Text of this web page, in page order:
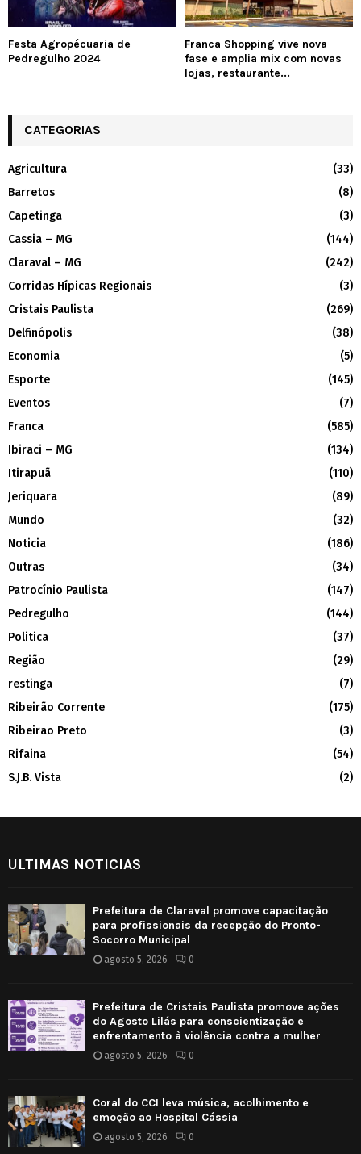
Festa Agropécuaria de
Pedregulho 2024
Franca Shopping vive nova
fase e amplia mix com novas
lojas, restaurante...
CATEGORIAS
Agricultura
(33)
Barretos
(8)
Capetinga
(3)
Cassia – MG
(144)
Claraval – MG
(242)
Corridas Hípicas Regionais
(3)
Cristais Paulista
(269)
Delfinópolis
(38)
Economia
(5)
Esporte
(145)
Eventos
(7)
Franca
(585)
Ibiraci – MG
(134)
Itirapuã
(110)
Jeriquara
(89)
Mundo
(32)
Noticia
(186)
Outras
(34)
Patrocínio Paulista
(147)
Pedregulho
(144)
Politica
(37)
Região
(29)
restinga
(7)
Ribeirão Corrente
(175)
Ribeirao Preto
(3)
Rifaina
(54)
S.J.B. Vista
(2)
ULTIMAS NOTICIAS
Prefeitura de Claraval promove capacitação
para profissionais da recepção do Pronto-
Socorro Municipal
agosto 5, 2026 0
Prefeitura de Cristais Paulista promove ações
do Agosto Lilás para conscientização e
enfrentamento à violência contra a mulher
agosto 5, 2026 0
Coral do CCI leva música, acolhimento e
emoção ao Hospital Cássia
agosto 5, 2026 0